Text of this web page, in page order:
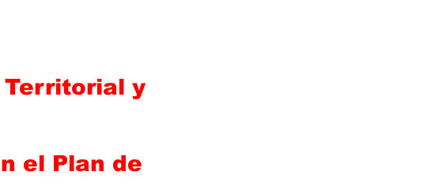
Territorial y
el Plan de